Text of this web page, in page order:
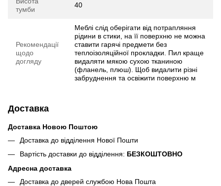
тумби
40
Рекомендації
щодо
догляду
Меблі слід оберігати від потрапляння
рідини в стики, на її поверхню не можна
ставити гарячі предмети без
теплоізоляційної прокладки. Пил краще
видаляти мякою сухою тканиною
(фланель, плюш). Щоб видалити різні
забруднення та освіжити поверхню м
Доставка
Доставка Новою Поштою
Доставка до відділення Нової Пошти
Вартість доставки до відділення: БЕЗКОШТОВНО
Адресна доставка
Доставка до дверей службою Нова Пошта